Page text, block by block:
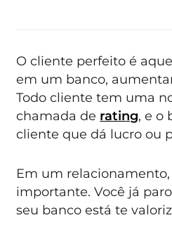
O cliente perfeito é
em um banco,
Todo cliente tem uma
chamada de rating, e o
cliente que dá lucro ou
Em um
importante. Você já
seu banco está te